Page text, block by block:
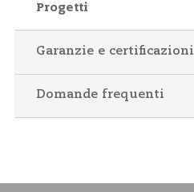
Progetti
Garanzie e certificazioni
Domande frequenti